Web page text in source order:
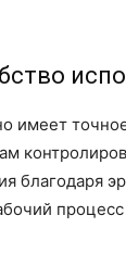
имеет
благодаря